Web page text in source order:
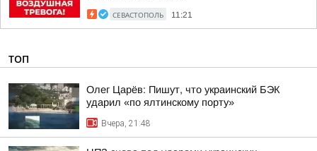
СЕВАСТОПОЛЬ 11:21
ТОП
Олег Царёв: Пишут, что украинский БЭК
ударил «по ялтинскому порту»
Вчера, 21:48